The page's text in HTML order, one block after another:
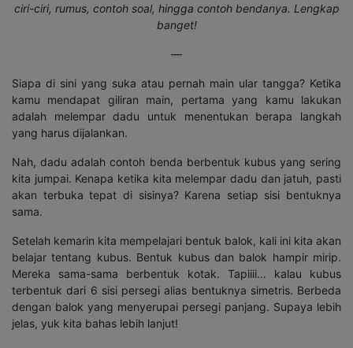
ciri-ciri, rumus, contoh soal, hingga contoh bendanya. Lengkap
banget!
—
Siapa di sini yang suka atau pernah main ular tangga? Ketika
kamu mendapat giliran main, pertama yang kamu lakukan
adalah melempar dadu untuk menentukan berapa langkah
yang harus dijalankan.
Nah, dadu adalah contoh benda berbentuk kubus yang sering
kita jumpai. Kenapa ketika kita melempar dadu dan jatuh, pasti
akan terbuka tepat di sisinya? Karena setiap sisi bentuknya
sama.
Setelah kemarin kita mempelajari bentuk balok, kali ini kita akan
belajar tentang kubus. Bentuk kubus dan balok hampir mirip.
Mereka sama-sama berbentuk kotak. Tapiiii… kalau kubus
terbentuk dari 6 sisi persegi alias bentuknya simetris. Berbeda
dengan balok yang menyerupai persegi panjang. Supaya lebih
jelas, yuk kita bahas lebih lanjut!